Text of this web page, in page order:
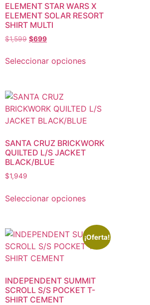
ELEMENT STAR WARS X
ELEMENT SOLAR RESORT
SHIRT MULTI
$1,599 $699
Seleccionar opciones
SANTA CRUZ BRICKWORK
QUILTED L/S JACKET
BLACK/BLUE
$1,949
Seleccionar opciones
¡Oferta!
INDEPENDENT SUMMIT
SCROLL S/S POCKET T-
SHIRT CEMENT